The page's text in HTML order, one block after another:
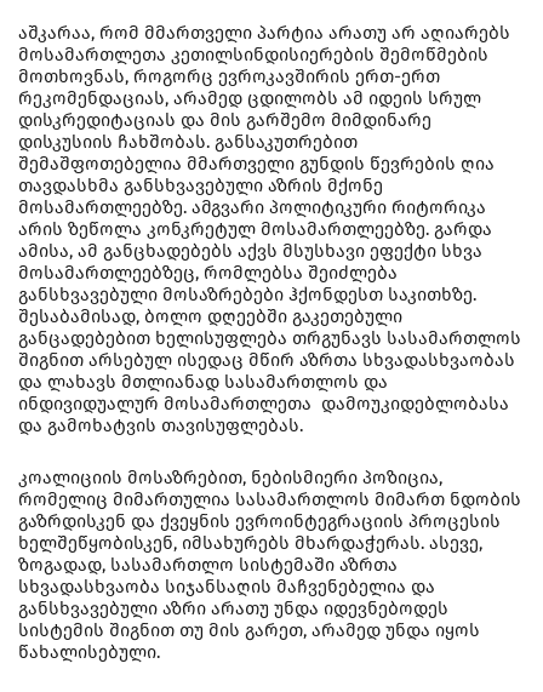
აშკარაა, რომ მმართველი პარტია არათუ არ აღიარებს
მოსამართლეთა კეთილსინდისიერების შემოწმების
მოთხოვნას, როგორც ევროკავშირის ერთ-ერთ
რეკომენდაციას, არამედ ცდილობს ამ იდეის სრულ
დისკრედიტაციას და მის გარშემო მიმდინარე
დისკუსიის ჩახშობას. განსაკუთრებით
შემაშფოთებელია მმართველი გუნდის წევრების ღია
თავდასხმა განსხვავებული აზრის მქონე
მოსამართლეებზე. ამგვარი პოლიტიკური რიტორიკა
არის ზეწოლა კონკრეტულ მოსამართლეებზე. გარდა
ამისა, ამ განცხადებებს აქვს მსუსხავი ეფექტი სხვა
მოსამართლეებზეც, რომლებსა შეიძლება
განსხვავებული მოსაზრებები ჰქონდესთ საკითხზე.
შესაბამისად, ბოლო დღეებში გაკეთებული
განცადებებით ხელისუფლება თრგუნავს სასამართლოს
შიგნით არსებულ ისედაც მწირ აზრთა სხვადასხვაობას
და ლახავს მთლიანად სასამართლოს და
ინდივიდუალურ მოსამართლეთა დამოუკიდებლობასა
და გამოხატვის თავისუფლებას.
კოალიციის მოსაზრებით, ნებისმიერი პოზიცია,
რომელიც მიმართულია სასამართლოს მიმართ ნდობის
გაზრდისკენ და ქვეყნის ევროინტეგრაციის პროცესის
ხელშეწყობისკენ, იმსახურებს მხარდაჭერას. ასევე,
ზოგადად, სასამართლო სისტემაში აზრთა
სხვადასხვაობა სიჯანსაღის მაჩვენებელია და
განსხვავებული აზრი არათუ უნდა იდევნებოდეს
სისტემის შიგნით თუ მის გარეთ, არამედ უნდა იყოს
წახალისებული.